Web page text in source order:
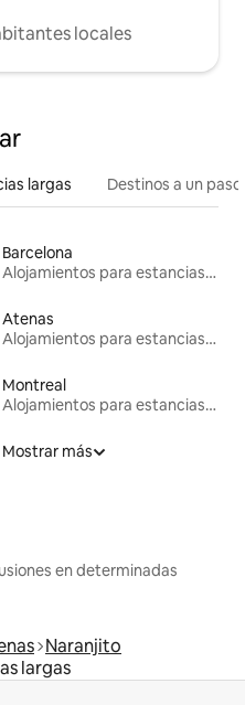
locales
largas Destinos a un
Barcelona
Alojamientos para estancias largas
Atenas
Alojamientos para estancias largas
Montreal
Alojamientos para estancias largas
Mostrar más
en determinadas
Naranjito
largas